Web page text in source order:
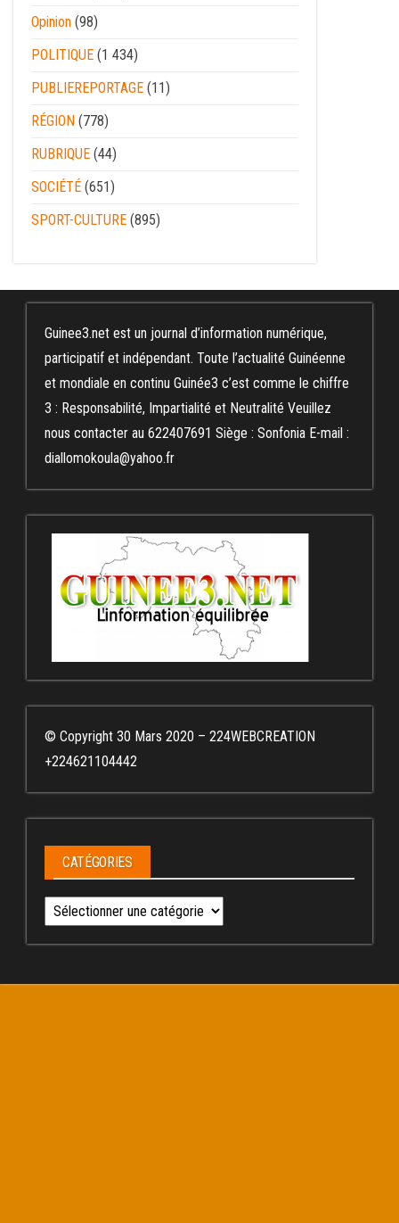
Opinion (98)
POLITIQUE (1 434)
PUBLIEREPORTAGE (11)
RÉGION (778)
RUBRIQUE (44)
SOCIÉTÉ (651)
SPORT-CULTURE (895)
Guinee3.net est un journal d’information numérique,
participatif et indépendant. Toute l’actualité Guinéenne
et mondiale en continu Guinée3 c’est comme le chiffre
3 : Responsabilité, Impartialité et Neutralité Veuillez
nous contacter au 622407691 Siège : Sonfonia E-mail :
diallomokoula@yahoo.fr
© Copyright 30 Mars 2020 – 224WEBCREATION
+224621104442
CATÉGORIES
Catégories